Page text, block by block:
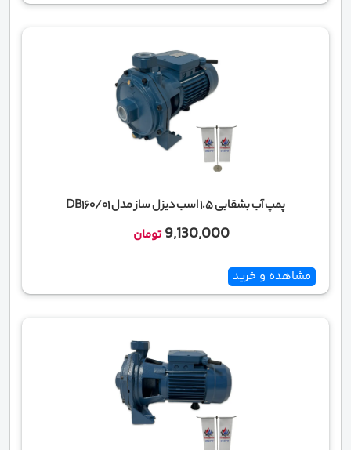
پمپ آب بشقابی 1.5 اسب دیزل ساز مدل DB160/01
9,130,000 تومان
مشاهده و خرید